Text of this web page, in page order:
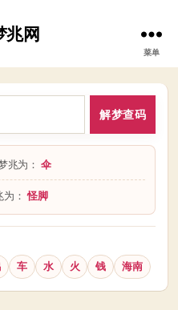
兆网
菜单
解梦查码
兆为：伞
为：怪脚
车 水 火 钱 海南